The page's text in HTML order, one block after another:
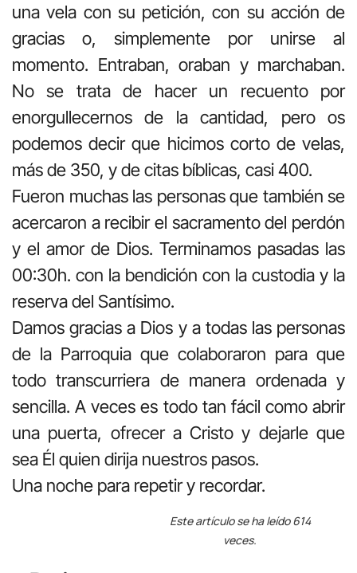
una vela con su petición, con su acción de
gracias o, simplemente por unirse al
momento. Entraban, oraban y marchaban.
No se trata de hacer un recuento por
enorgullecernos de la cantidad, pero os
podemos decir que hicimos corto de velas,
más de 350, y de citas bíblicas, casi 400.
Fueron muchas las personas que también se
acercaron a recibir el sacramento del perdón
y el amor de Dios. Terminamos pasadas las
00:30h. con la bendición con la custodia y la
reserva del Santísimo.
Damos gracias a Dios y a todas las personas
de la Parroquia que colaboraron para que
todo transcurriera de manera ordenada y
sencilla. A veces es todo tan fácil como abrir
una puerta, ofrecer a Cristo y dejarle que
sea Él quien dirija nuestros pasos.
Una noche para repetir y recordar.
Este artículo se ha leído 614
veces.